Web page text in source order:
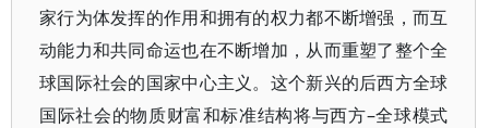
家行为体发挥的作用和拥有的权力都不断增强，而互
动能力和共同命运也在不断增加，从而重塑了整个全
球国际社会的国家中心主义。这个新兴的后西方全球
国际社会的物质财富和标准结构将与西方–全球模式